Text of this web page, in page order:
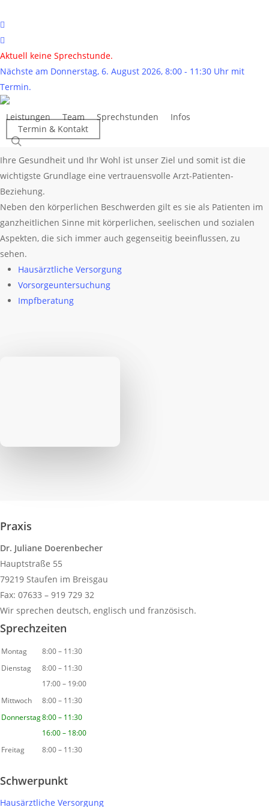
to
main
content
phone
email
Aktuell keine Sprechstunde.
Nächste am Donnerstag, 6. August 2026, 8:00 - 11:30 Uhr mit
Termin.
Leistungen Team Sprechstunden
Infos
Termin & Kontakt
search
Hausarztpraxis Dr. Juliane Doerenbecher
Ihre Gesundheit und Ihr Wohl ist unser Ziel und somit ist die
wichtigste Grundlage eine vertrauensvolle Arzt-Patienten-
Beziehung.
Neben den körperlichen Beschwerden gilt es sie als Patienten im
ganzheitlichen Sinne mit körperlichen, seelischen und sozialen
Aspekten, die sich immer auch gegenseitig beeinflussen, zu
sehen.
Hausärztliche Versorgung
Vorsorgeuntersuchung
Impfberatung
Praxis
Dr. Juliane Doerenbecher
Hauptstraße 55
79219 Staufen im Breisgau
Fax: 07633 – 919 729 32
Wir sprechen deutsch, englisch und französisch.
Sprechzeiten
Montag
8:00 – 11:30
Dienstag
8:00 – 11:30
17:00 – 19:00
Mittwoch
8:00 – 11:30
Donnerstag8:00 – 11:30
16:00 – 18:00
Freitag
8:00 – 11:30
Schwerpunkt
Hausärztliche Versorgung